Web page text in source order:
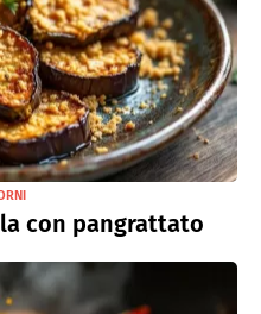
con pangrattato